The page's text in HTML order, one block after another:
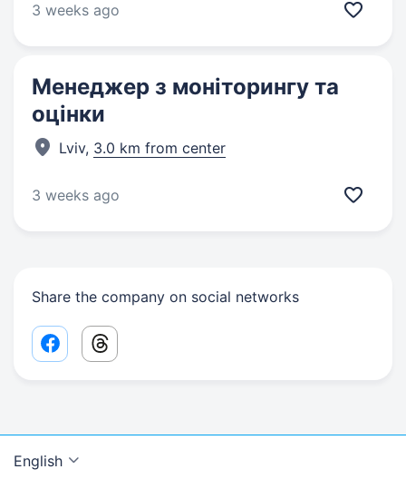
3 weeks ago
Менеджер з моніторингу та
оцінки
Lviv, 3.0 km from center
3 weeks ago
Share the company on social networks
Facebook share link
Threads share link
English